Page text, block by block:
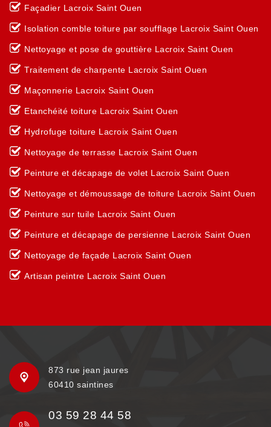
Façadier Lacroix Saint Ouen
Isolation comble toiture par soufflage Lacroix Saint Ouen
Nettoyage et pose de gouttière Lacroix Saint Ouen
Traitement de charpente Lacroix Saint Ouen
Maçonnerie Lacroix Saint Ouen
Etanchéité toiture Lacroix Saint Ouen
Hydrofuge toiture Lacroix Saint Ouen
Nettoyage de terrasse Lacroix Saint Ouen
Peinture et décapage de volet Lacroix Saint Ouen
Nettoyage et démoussage de toiture Lacroix Saint Ouen
Peinture sur tuile Lacroix Saint Ouen
Peinture et décapage de persienne Lacroix Saint Ouen
Nettoyage de façade Lacroix Saint Ouen
Artisan peintre Lacroix Saint Ouen
873 rue jean jaures
60410 saintines
03 59 28 44 58